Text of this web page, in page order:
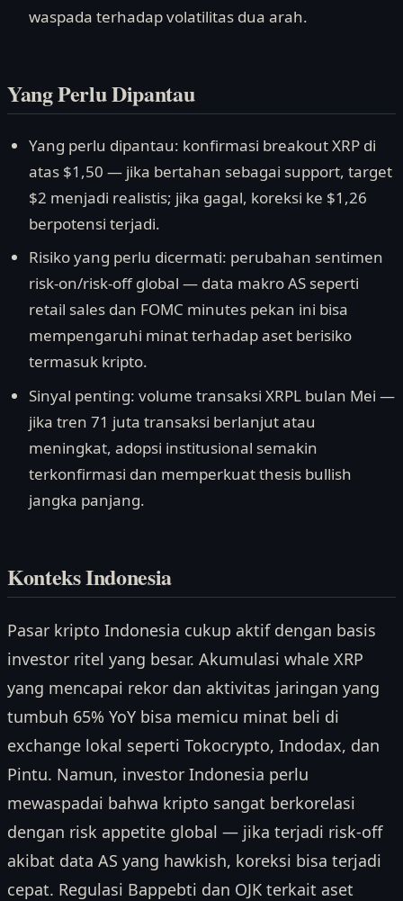
waspada terhadap volatilitas dua arah.
Yang Perlu Dipantau
Yang perlu dipantau: konfirmasi breakout XRP di
atas $1,50 — jika bertahan sebagai support, target
$2 menjadi realistis; jika gagal, koreksi ke $1,26
berpotensi terjadi.
Risiko yang perlu dicermati: perubahan sentimen
risk-on/risk-off global — data makro AS seperti
retail sales dan FOMC minutes pekan ini bisa
mempengaruhi minat terhadap aset berisiko
termasuk kripto.
Sinyal penting: volume transaksi XRPL bulan Mei —
jika tren 71 juta transaksi berlanjut atau
meningkat, adopsi institusional semakin
terkonfirmasi dan memperkuat thesis bullish
jangka panjang.
Konteks Indonesia
Pasar kripto Indonesia cukup aktif dengan basis
investor ritel yang besar. Akumulasi whale XRP
yang mencapai rekor dan aktivitas jaringan yang
tumbuh 65% YoY bisa memicu minat beli di
exchange lokal seperti Tokocrypto, Indodax, dan
Pintu. Namun, investor Indonesia perlu
mewaspadai bahwa kripto sangat berkorelasi
dengan risk appetite global — jika terjadi risk-off
akibat data AS yang hawkish, koreksi bisa terjadi
cepat. Regulasi Bappebti dan OJK terkait aset